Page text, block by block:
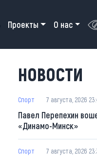
Проекты О нас
НОВОСТИ
Спорт 7 августа, 2026
Павел Перепехин
«Динамо-Минск»
Спорт 7 августа, 2026